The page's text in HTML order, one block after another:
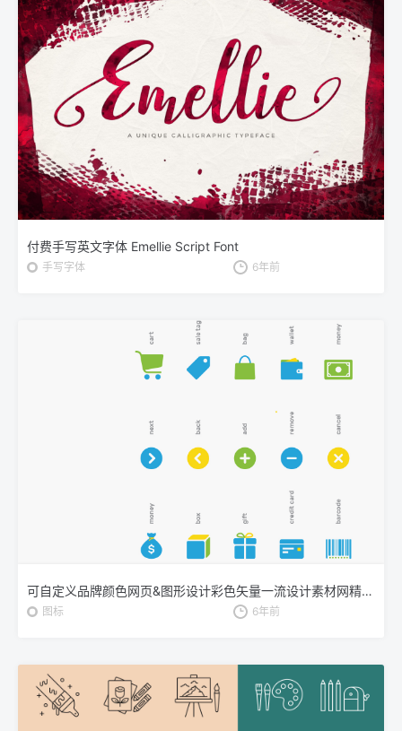
付费手写英文字体 Emellie Script Font
手写字体 6年前
可自定义品牌颜色网页&图形设计彩色矢量一流设计素材网精选图标 Branded Color Icons
图标 6年前